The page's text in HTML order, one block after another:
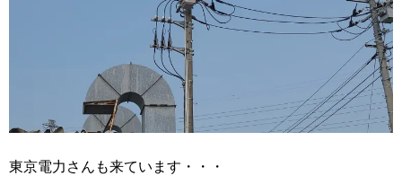
東京電力さんも来ています・・・